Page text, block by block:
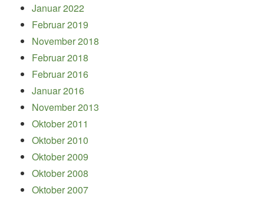
Januar 2022
Februar 2019
November 2018
Februar 2018
Februar 2016
Januar 2016
November 2013
Oktober 2011
Oktober 2010
Oktober 2009
Oktober 2008
Oktober 2007